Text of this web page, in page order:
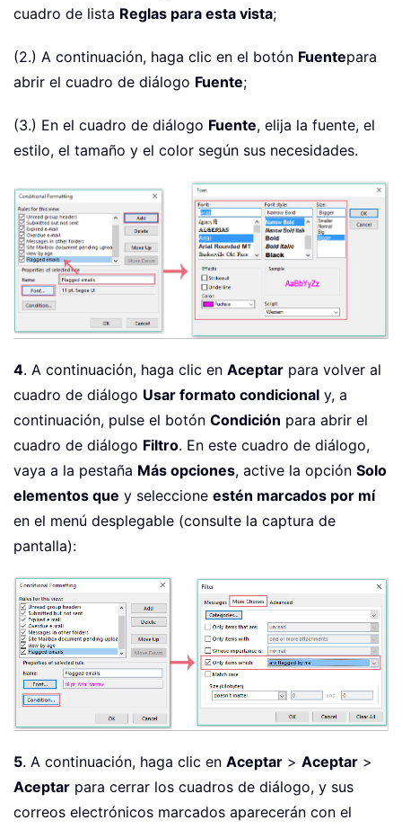
cuadro de lista Reglas para esta vista;
(2.) A continuación, haga clic en el botón Fuentepara
abrir el cuadro de diálogo Fuente;
(3.) En el cuadro de diálogo Fuente, elija la fuente, el
estilo, el tamaño y el color según sus necesidades.
4. A continuación, haga clic en Aceptar para volver al
cuadro de diálogo Usar formato condicional y, a
continuación, pulse el botón Condición para abrir el
cuadro de diálogo Filtro. En este cuadro de diálogo,
vaya a la pestaña Más opciones, active la opción Solo
elementos que y seleccione estén marcados por mí
en el menú desplegable (consulte la captura de
pantalla):
5. A continuación, haga clic en Aceptar > Aceptar >
Aceptar para cerrar los cuadros de diálogo, y sus
correos electrónicos marcados aparecerán con el